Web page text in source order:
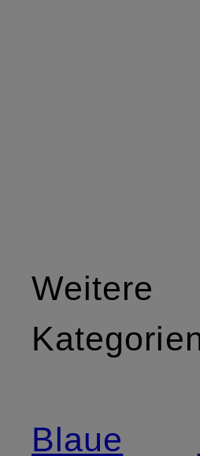
Weitere
Blaue